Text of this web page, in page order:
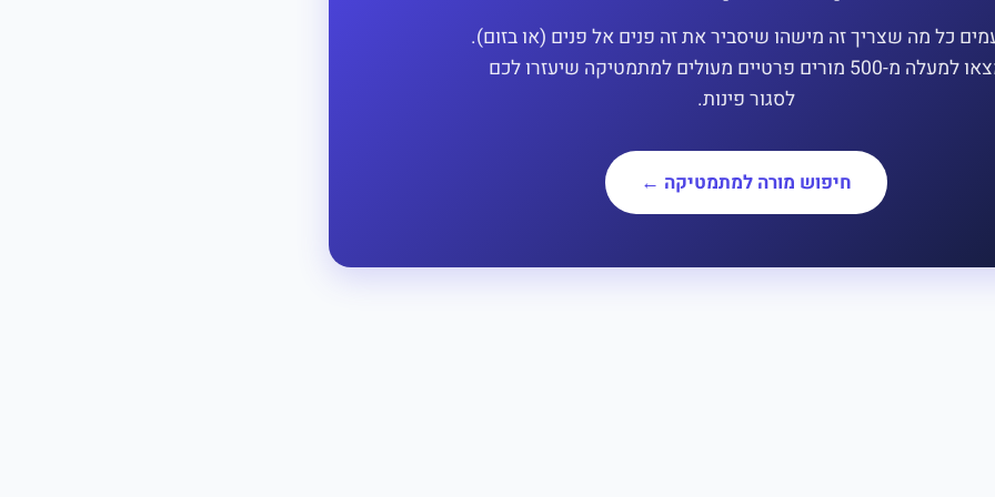
כל מה שצריך זה מישהו שיסביר את זה פנים אל פנים (או בזום).
מצאו למעלה מ-500 מורים פרטיים מעולים למתמטיקה שיעזרו לכם
לסגור פינות.
חיפוש מורה למתמטיקה ←